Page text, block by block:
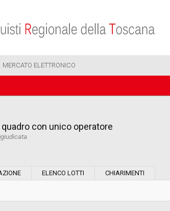
MERCATO ELETTRONICO
con unico operatore
ELENCO LOTTI CHIARIMENTI